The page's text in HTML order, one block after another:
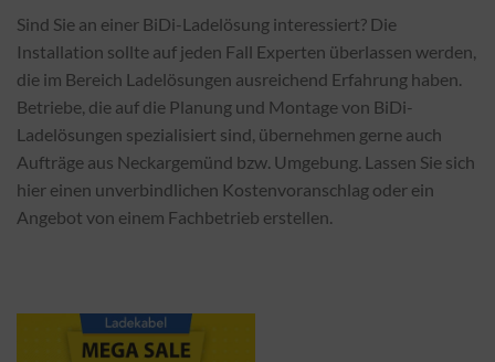
Sind Sie an einer BiDi-Ladelösung interessiert? Die
Installation sollte auf jeden Fall Experten überlassen werden,
die im Bereich Ladelösungen ausreichend Erfahrung haben.
Betriebe, die auf die Planung und Montage von BiDi-
Ladelösungen spezialisiert sind, übernehmen gerne auch
Aufträge aus Neckargemünd bzw. Umgebung. Lassen Sie sich
hier einen unverbindlichen Kostenvoranschlag oder ein
Angebot von einem Fachbetrieb erstellen.